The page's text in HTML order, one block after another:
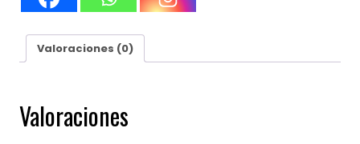
Valoraciones (0)
Valoraciones